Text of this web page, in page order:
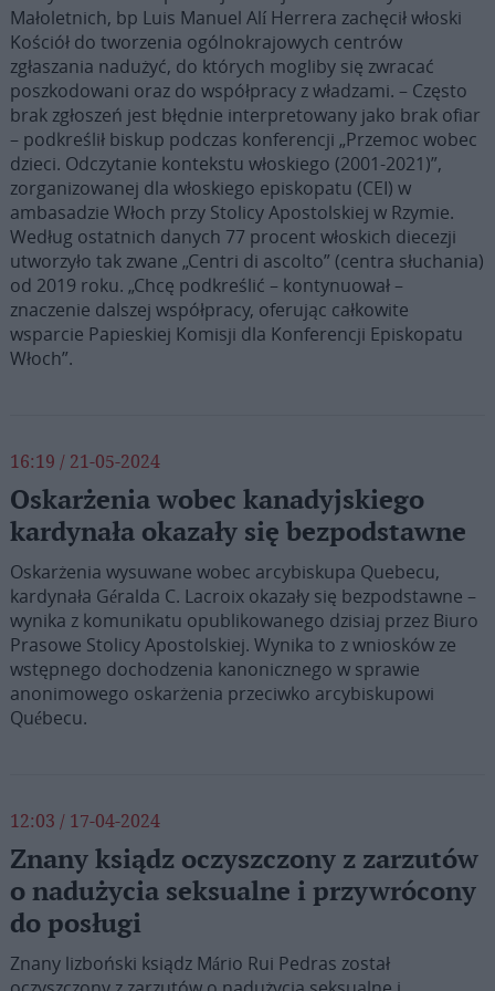
Małoletnich, bp Luis Manuel Alí Herrera zachęcił włoski
Kościół do tworzenia ogólnokrajowych centrów
zgłaszania nadużyć, do których mogliby się zwracać
poszkodowani oraz do współpracy z władzami. – Często
brak zgłoszeń jest błędnie interpretowany jako brak ofiar
– podkreślił biskup podczas konferencji „Przemoc wobec
dzieci. Odczytanie kontekstu włoskiego (2001-2021)”,
zorganizowanej dla włoskiego episkopatu (CEI) w
ambasadzie Włoch przy Stolicy Apostolskiej w Rzymie.
Według ostatnich danych 77 procent włoskich diecezji
utworzyło tak zwane „Centri di ascolto” (centra słuchania)
od 2019 roku. „Chcę podkreślić – kontynuował –
znaczenie dalszej współpracy, oferując całkowite
wsparcie Papieskiej Komisji dla Konferencji Episkopatu
Włoch”.
16:19 / 21-05-2024
Oskarżenia wobec kanadyjskiego
kardynała okazały się bezpodstawne
Oskarżenia wysuwane wobec arcybiskupa Quebecu,
kardynała Géralda C. Lacroix okazały się bezpodstawne –
wynika z komunikatu opublikowanego dzisiaj przez Biuro
Prasowe Stolicy Apostolskiej. Wynika to z wniosków ze
wstępnego dochodzenia kanonicznego w sprawie
anonimowego oskarżenia przeciwko arcybiskupowi
Québecu.
12:03 / 17-04-2024
Znany ksiądz oczyszczony z zarzutów
o nadużycia seksualne i przywrócony
do posługi
Znany lizboński ksiądz Mário Rui Pedras został